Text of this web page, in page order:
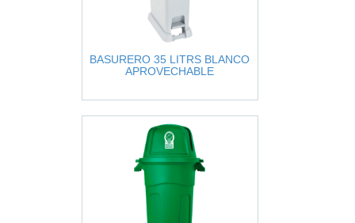
BASURERO 35 LITRS BLANCO
APROVECHABLE